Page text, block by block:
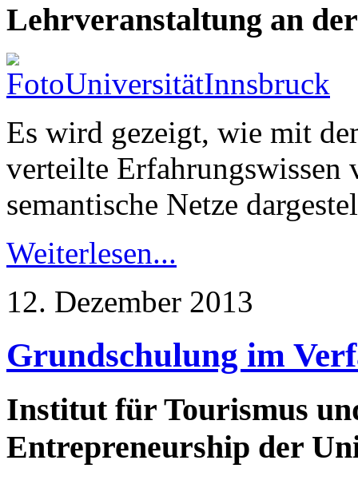
Lehrveranstaltung an
Es wird gezeigt, wie mit
verteilte Erfahrungswissen
semantische Netze
Weiterlesen...
12. Dezember 2013
Grundschulung im
Institut für Tourismus
Entrepreneurship der